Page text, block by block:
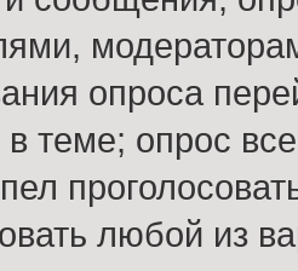
опроса
теме; опрос
любой из